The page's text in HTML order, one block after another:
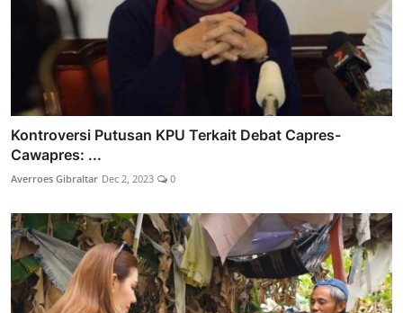
Kontroversi Putusan KPU Terkait Debat Capres-
Cawapres: ...
Averroes Gibraltar Dec 2, 2023 0